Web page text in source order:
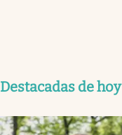
Destacadas de hoy